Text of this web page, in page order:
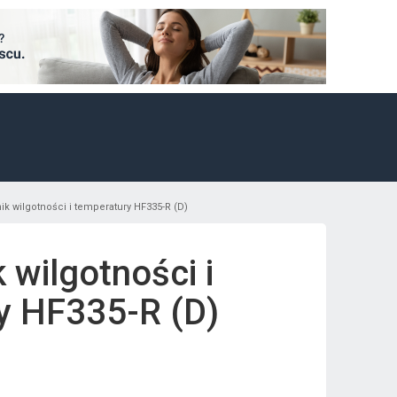
wilgotności i temperatury HF335-R (D)
wilgotności i
HF335-R (D)